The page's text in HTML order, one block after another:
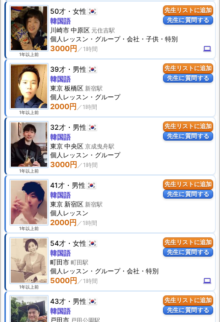
先生リストに追加
先生に質問する
1年以上前
50才 女性
3000円 computer
韓国語
川崎市 中原区 元住吉駅
個人 レッスン ・グループ・会社・子供・特別
先生リストに追加
先生に質問する
1年以上前
39才 男性
2000円
韓国語
東京 板橋区 新宿駅
個人 レッスン ・グループ
先生リストに追加
先生に質問する
1年以上前
32才 男性
3000円
韓国語
東京 中央区 京成曳舟駅
個人 レッスン ・グループ
先生リストに追加
先生に質問する
1年以上前
41才 男性
2000円
韓国語
東京 新宿区 新宿駅
個人 レッスン
先生リストに追加
先生に質問する
1年以上前
54才 女性
5000円 computer
韓国語
町田市 町田駅
個人 レッスン ・グループ・会社・特別
先生リストに追加
先生に質問する
43才 男性
韓国語
戸田市 戸田公園駅